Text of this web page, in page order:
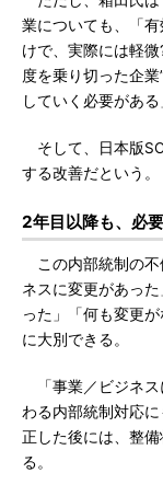
業についても、「
けで、実際には軽
度を乗り切った企
していく必要がある
そして、日本版
する改善だという。
2年目以降も、必
この内部統制の不
ネスに変更があっ
った」「何も変更
に大別できる。
「事業／ビジネス
わる内部統制対応
正した後には、整
る。